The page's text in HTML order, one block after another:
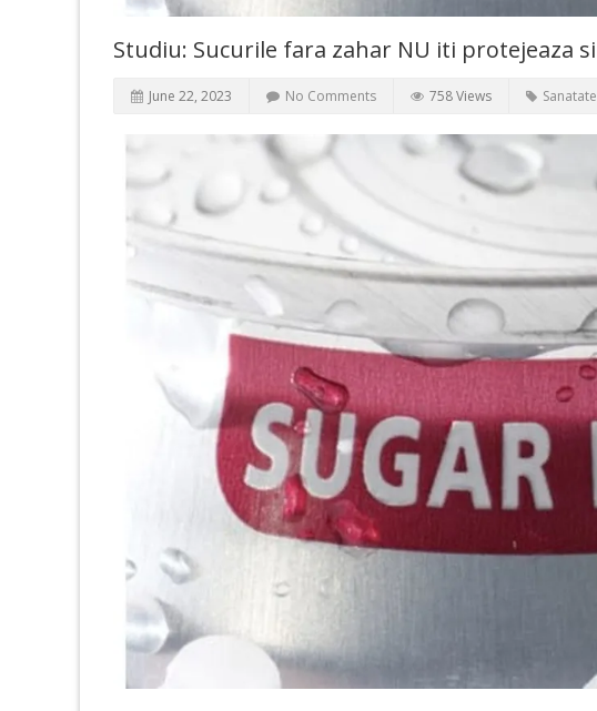
Studiu: Sucurile fara zahar NU iti protejeaza
June 22, 2023 No Comments 758 Views Sanatate